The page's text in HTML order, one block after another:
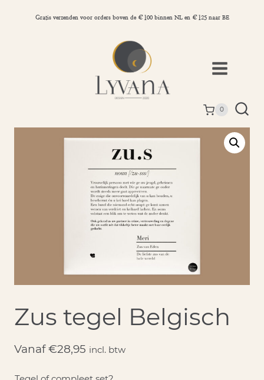
Gratis verzenden voor orders boven de €100 binnen NL en €125 naar BE
0
Zus tegel Belgisch
Vanaf €28,95 incl. btw